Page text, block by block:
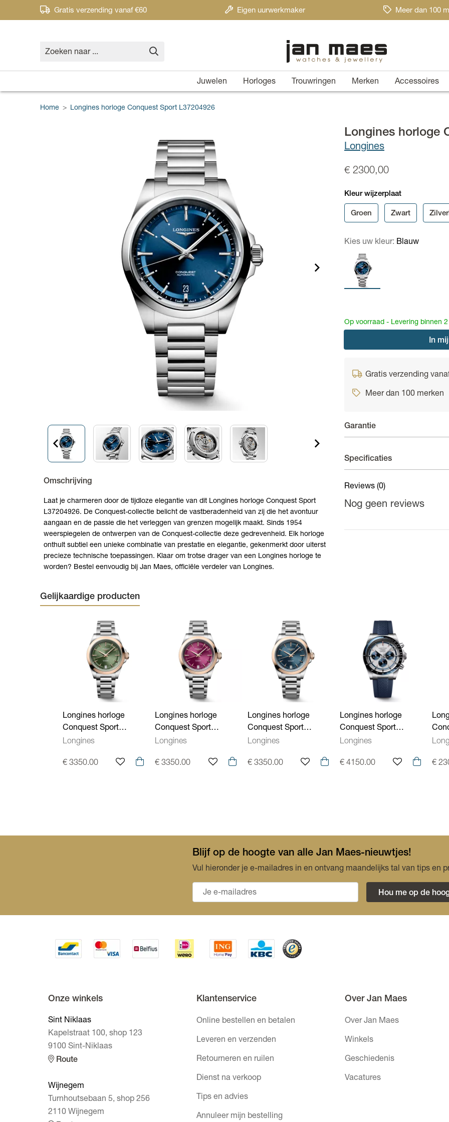
Gratis verzending vanaf €60 Eigen uurwerkmaker Meer dan 100
Juwelen Horloges Trouwringen Merken Accessoires
Home > Longines horloge Conquest Sport L37204926
Omschrijving
Laat je charmeren door de tijdloze elegantie van dit Longines horloge Conquest Sport
L37204926. De Conquest-collectie belicht de vastberadenheid van zij die het avontuur
aangaan en de passie die het verleggen van grenzen mogelijk maakt. Sinds 1954
weerspiegelen de ontwerpen van de Conquest-collectie deze gedrevenheid. Elk horloge
onthult subtiel een unieke combinatie van prestatie en elegantie, gekenmerkt door uiterst
precieze technische toepassingen. Klaar om trotse drager van een Longines horloge te
worden? Bestel eenvoudig bij Jan Maes, officiële verdeler van Longines.
Longines horloge
Longines
€ 2300,00
Kleur wijzerplaat
Groen Zwart
Kies uw kleur: Blauw
Op voorraad - Levering binnen
In
Gratis verzending
Meer dan 100 merken
Garantie
fabricagefouten aan het
Specificaties
Longines collecties
Horlogesluiting
Kleur wijzerplaat
Binnenwerk
Kenmerken Uurwerken
Waterdichtheid
Reviews (0)
Nog geen reviews
Gelijkaardige producten
Longines horloge
Conquest Sport
L34305026
Longines
€ 3350.00
Longines horloge
Conquest Sport
L34305986
Longines
€ 3350.00
Longines horloge
Conquest Sport
L34305926
Longines
€ 3350.00
Longines horloge
Conquest Sport
L38354989
Longines
€ 4150.00 €
Blijf op de hoogte van alle Jan Maes-nieuwtjes!
Vul hieronder je e-mailadres in en ontvang maandelijks tal van tips en
Hou me op de
Onze winkels
Sint Niklaas
Kapelstraat 100, shop 123
9100 Sint-Niklaas
Route
Wijnegem
Turnhoutsebaan 5, shop 256
2110 Wijnegem
Klantenservice
Online bestellen en betalen
Leveren en verzenden
Retourneren en ruilen
Dienst na verkoop
Tips en advies
Annuleer mijn bestelling
Over Jan Maes
Over Jan Maes
Winkels
Geschiedenis
Vacatures